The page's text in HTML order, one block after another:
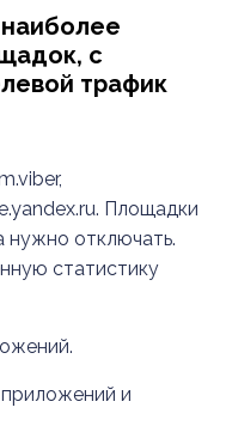
с
трафик
Площадки
нужно отключать.
статистику
и